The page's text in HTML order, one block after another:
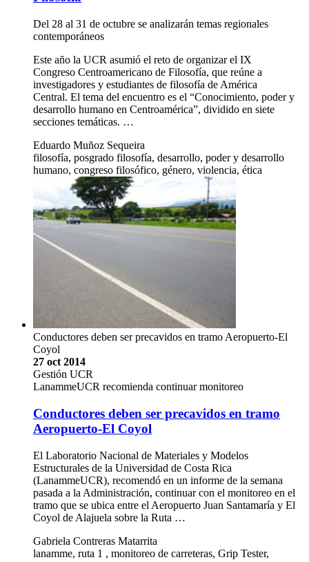
Del 28 al 31 de octubre se analizarán temas regionales
contemporáneos
Este año la UCR asumió el reto de organizar el IX
Congreso Centroamericano de Filosofía, que reúne a
investigadores y estudiantes de filosofía de América
Central. El tema del encuentro es el “Conocimiento, poder y
desarrollo humano en Centroamérica”, dividido en siete
secciones temáticas. …
Eduardo Muñoz Sequeira
filosofía, posgrado filosofía, desarrollo, poder y desarrollo
humano, congreso filosófico, género, violencia, ética
Conductores deben ser precavidos en tramo Aeropuerto-El
Coyol
27 oct 2014
Gestión UCR
LanammeUCR recomienda continuar monitoreo
Conductores deben ser precavidos en tramo
Aeropuerto-El Coyol
El Laboratorio Nacional de Materiales y Modelos
Estructurales de la Universidad de Costa Rica
(LanammeUCR), recomendó en un informe de la semana
pasada a la Administración, continuar con el monitoreo en el
tramo que se ubica entre el Aeropuerto Juan Santamaría y El
Coyol de Alajuela sobre la Ruta …
Gabriela Contreras Matarrita
lanamme, ruta 1 , monitoreo de carreteras, Grip Tester,